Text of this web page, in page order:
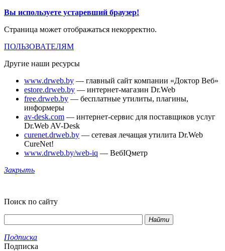
Вы используете устаревший браузер!
Страница может отображаться некорректно.
ПОЛЬЗОВАТЕЛЯМ
Другие наши ресурсы
www.drweb.by — главный сайт компании «Доктор Веб»
estore.drweb.by — интернет-магазин Dr.Web
free.drweb.by — бесплатные утилиты, плагины,
информеры
av-desk.com — интернет-сервис для поставщиков услуг
Dr.Web AV-Desk
curenet.drweb.by — сетевая лечащая утилита Dr.Web
CureNet!
www.drweb.by/web-iq — ВебIQметр
Закрыть
Поиск по сайту
Найти
Подписка
Подписка